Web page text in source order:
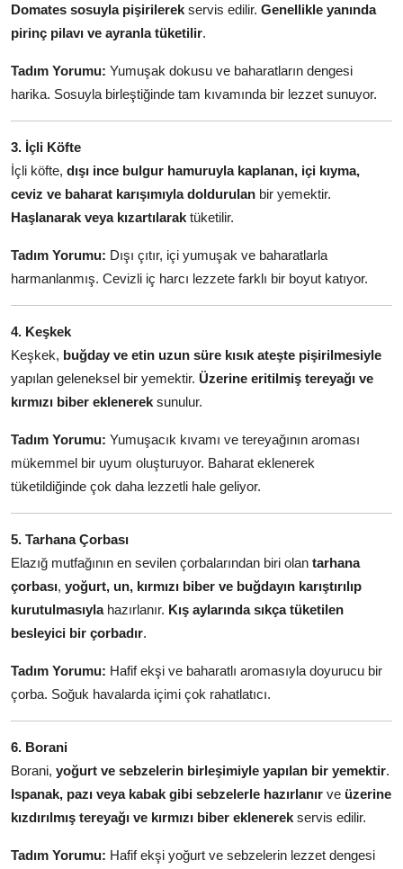
Domates sosuyla pişirilerek servis edilir. Genellikle yanında
pirinç pilavı ve ayranla tüketilir.
Tadım Yorumu: Yumuşak dokusu ve baharatların dengesi
harika. Sosuyla birleştiğinde tam kıvamında bir lezzet sunuyor.
3. İçli Köfte
İçli köfte, dışı ince bulgur hamuruyla kaplanan, içi kıyma,
ceviz ve baharat karışımıyla doldurulan bir yemektir.
Haşlanarak veya kızartılarak tüketilir.
Tadım Yorumu: Dışı çıtır, içi yumuşak ve baharatlarla
harmanlanmış. Cevizli iç harcı lezzete farklı bir boyut katıyor.
4. Keşkek
Keşkek, buğday ve etin uzun süre kısık ateşte pişirilmesiyle
yapılan geleneksel bir yemektir. Üzerine eritilmiş tereyağı ve
kırmızı biber eklenerek sunulur.
Tadım Yorumu: Yumuşacık kıvamı ve tereyağının aroması
mükemmel bir uyum oluşturuyor. Baharat eklenerek
tüketildiğinde çok daha lezzetli hale geliyor.
5. Tarhana Çorbası
Elazığ mutfağının en sevilen çorbalarından biri olan tarhana
çorbası, yoğurt, un, kırmızı biber ve buğdayın karıştırılıp
kurutulmasıylahazırlanır. Kış aylarında sıkça tüketilen
besleyici bir çorbadır.
Tadım Yorumu: Hafif ekşi ve baharatlı aromasıyla doyurucu bir
çorba. Soğuk havalarda içimi çok rahatlatıcı.
6. Borani
Borani, yoğurt ve sebzelerin birleşimiyle yapılan bir yemektir.
Ispanak, pazı veya kabak gibi sebzelerle hazırlanır ve üzerine
kızdırılmış tereyağı ve kırmızı biber eklenerek servis edilir.
Tadım Yorumu: Hafif ekşi yoğurt ve sebzelerin lezzet dengesi